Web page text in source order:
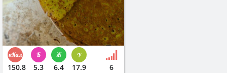
150.8 5.3 6.4 17.9 6